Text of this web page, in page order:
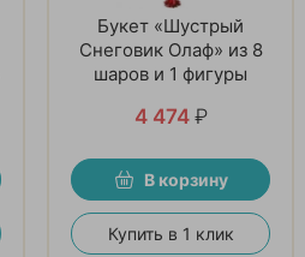
Букет «Шустрый
Снеговик Олаф» из 8
шаров и 1 фигуры
4 474 ₽
В корзину
Купить в 1 клик